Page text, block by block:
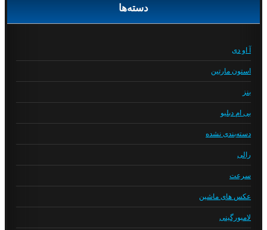
دسته‌ها
آ او دی
استون مارتین
بنز
بی ام دبلیو
دسته‌بندی نشده
رالی
سرعت
عکس های ماشین
لامبورگینی